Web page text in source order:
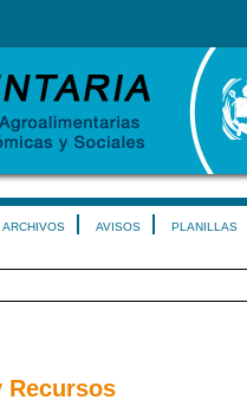
ARCHIVOS AVISOS PLANILLAS
Recursos